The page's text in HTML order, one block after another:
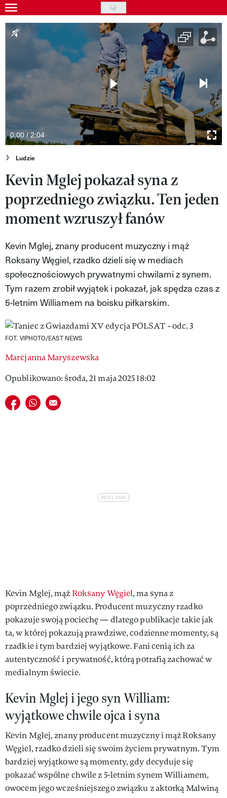
Skip
to
main
Gwiazdy
Uroda
Styl życia
Kultura
Wideo
Nasze akcje
VIVA!ART
VIVA!MODA
VIVA!MAN
VIVA!PEOPLE POWER
VIVA!ITAKA
MAGAZYN VIVA!
0:00 / 2:04
Ludzie
Kevin Mglej pokazał syna z
poprzedniego związku. Ten jeden
moment wzruszył fanów
Kevin Mglej, znany producent muzyczny i mąż
Roksany Węgiel, rzadko dzieli się w mediach
społecznościowych prywatnymi chwilami z synem.
Tym razem zrobił wyjątek i pokazał, jak spędza czas z
5-letnim Williamem na boisku piłkarskim.
FOT. VIPHOTO/EAST NEWS
Marcjanna Maryszewska
Opublikowano: środa, 21 maja 2025 18:02
Udostępnij na facebook
Udostępnij na whatsapp
E-mail do przyjaciela
Kevin Mglej, mążRoksany Węgiel, ma syna z
poprzedniego związku. Producent muzyczny rzadko
pokazuje swoją pociechę — dlatego publikacje takie jak
ta, w której pokazują prawdziwe, codzienne momenty, są
rzadkie i tym bardziej wyjątkowe. Fani cenią ich za
autentyczność i prywatność, którą potrafią zachować w
medialnym świecie.
Kevin Mglej i jego syn William:
wyjątkowe chwile ojca i syna
Kevin Mglej, znany producent muzyczny i mąż Roksany
Węgiel, rzadko dzieli się swoim życiem prywatnym. Tym
bardziej wyjątkowe są momenty, gdy decyduje się
pokazać wspólne chwile z 5-letnim synem Williamem,
owocem jego wcześniejszego związku z aktorką Malwiną